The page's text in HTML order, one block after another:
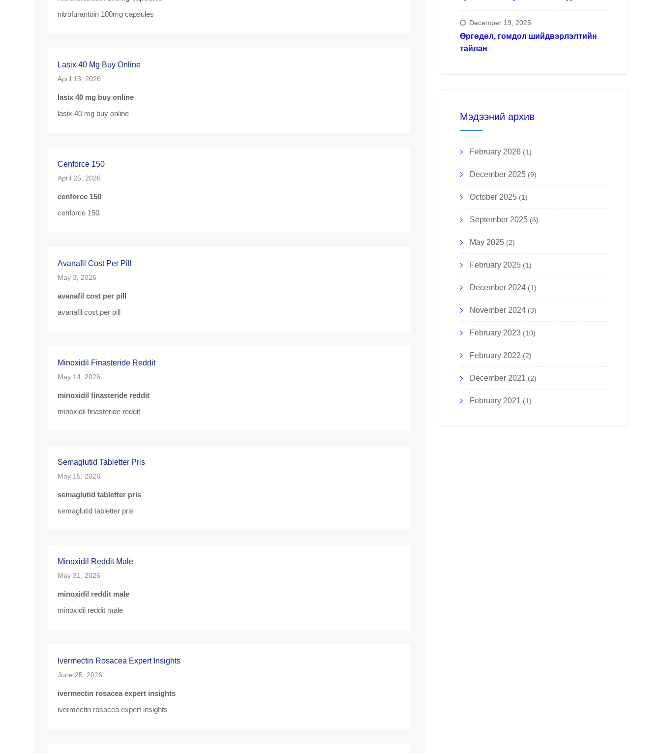
nitrofurantoin 100mg capsules
Lasix 40 Mg Buy Online
April 13, 2026
lasix 40 mg buy online
lasix 40 mg buy online
Cenforce 150
April 25, 2026
cenforce 150
cenforce 150
Avanafil Cost Per Pill
May 3, 2026
avanafil cost per pill
avanafil cost per pill
Minoxidil Finasteride Reddit
May 14, 2026
minoxidil finasteride reddit
minoxidil finasteride reddit
Semaglutid Tabletter Pris
May 15, 2026
semaglutid tabletter pris
semaglutid tabletter pris
Minoxidil Reddit Male
May 31, 2026
minoxidil reddit male
minoxidil reddit male
Ivermectin Rosacea Expert Insights
June 25, 2026
ivermectin rosacea expert insights
ivermectin rosacea expert insights
December 19, 2025
Өргөдөл, гомдол шийдвэрлэлтийн
тайлан
Мэдээний архив
February 2026 (1)
December 2025(9)
October 2025(1)
September 2025(6)
May 2025(2)
February 2025(1)
December 2024(1)
November 2024(3)
February 2023(10)
February 2022 (2)
December 2021 (2)
February 2021 (1)